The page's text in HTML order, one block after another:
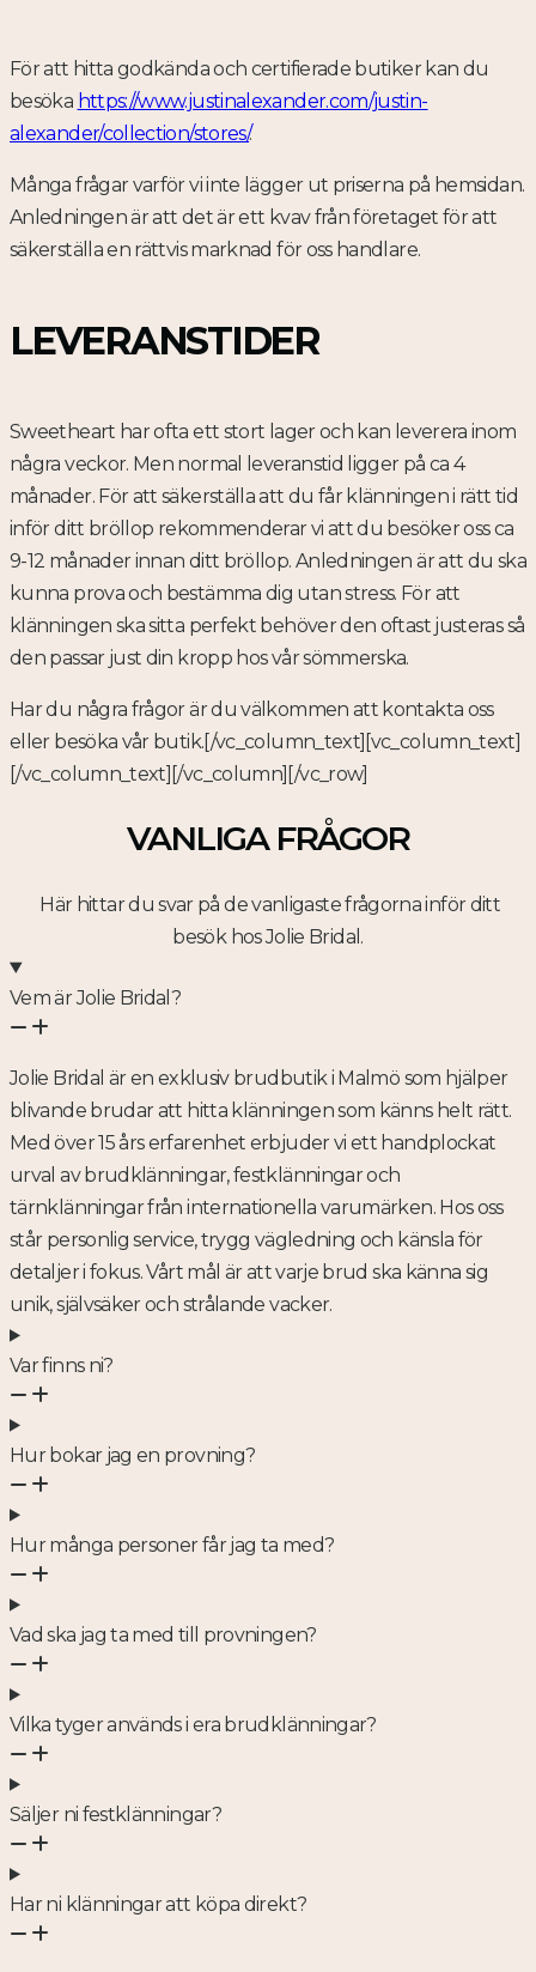
För att hitta godkända och certifierade butiker kan du
besöka https://www.justinalexander.com/justin-
alexander/collection/stores/.
Många frågar varför vi inte lägger ut priserna på hemsidan.
Anledningen är att det är ett kvav från företaget för att
säkerställa en rättvis marknad för oss handlare.
LEVERANSTIDER
Sweetheart har ofta ett stort lager och kan leverera inom
några veckor. Men normal leveranstid ligger på ca 4
månader. För att säkerställa att du får klänningen i rätt tid
inför ditt bröllop rekommenderar vi att du besöker oss ca
9-12 månader innan ditt bröllop. Anledningen är att du ska
kunna prova och bestämma dig utan stress. För att
klänningen ska sitta perfekt behöver den oftast justeras så
den passar just din kropp hos vår sömmerska.
Har du några frågor är du välkommen att kontakta oss
eller besöka vår butik.[/vc_column_text][vc_column_text]
[/vc_column_text][/vc_column][/vc_row]
VANLIGA FRÅGOR
Här hittar du svar på de vanligaste frågorna inför ditt
besök hos Jolie Bridal.
Vem är Jolie Bridal?
Jolie Bridal är en exklusiv brudbutik i Malmö som hjälper
blivande brudar att hitta klänningen som känns helt rätt.
Med över 15 års erfarenhet erbjuder vi ett handplockat
urval av brudklänningar, festklänningar och
tärnklänningar från internationella varumärken. Hos oss
står personlig service, trygg vägledning och känsla för
detaljer i fokus. Vårt mål är att varje brud ska känna sig
unik, självsäker och strålande vacker.
Var finns ni?
Hur bokar jag en provning?
Hur många personer får jag ta med?
Vad ska jag ta med till provningen?
Vilka tyger används i era brudklänningar?
Säljer ni festklänningar?
Har ni klänningar att köpa direkt?